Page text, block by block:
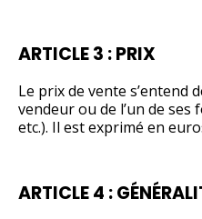
ARTICLE 3 : PRIX
Le prix de vente s’entend
vendeur ou de l’un de
etc.). Il est exprimé en
ARTICLE 4 :